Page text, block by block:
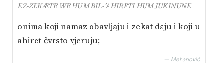
EZ-ZEKÆTE WE HUM BIL-’AHIRETI HUM JUKINUNE
onima koji namaz obavljaju i zekat daju i koji u
ahiret čvrsto vjeruju;
— Mehanović